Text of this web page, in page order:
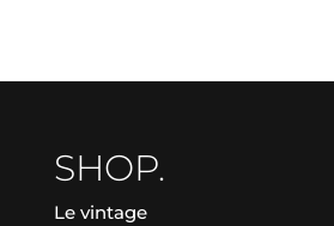
SHOP.
Le vintage